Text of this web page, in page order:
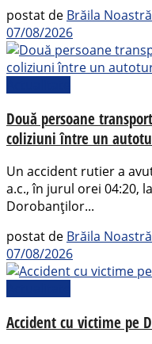
postat de Brăila Noastră
07/08/2026
Două persoane
coliziuni între un
Un accident rutier a
a.c., în jurul orei 04:20,
Dorobanților...
postat de Brăila Noastră
07/08/2026
Accident cu victime pe